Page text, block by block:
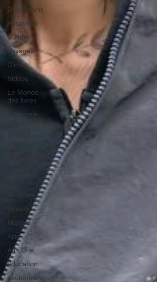
Disparitions
Actualités
Culture
Voyages
Climat
Vidéos
Le Monde
des livres
économie
Beauté
Planète
Arts
A la Une
éducation
économie